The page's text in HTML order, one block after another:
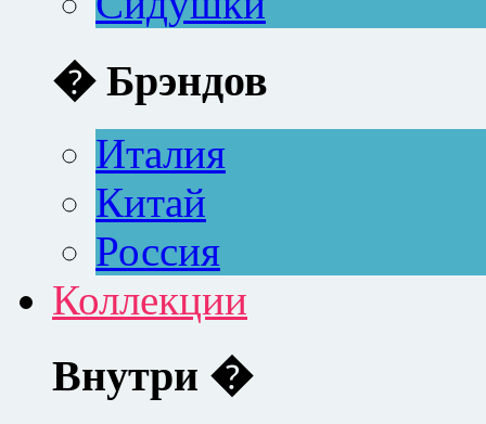
� Брэндов
Италия
Китай
Россия
Коллекции
Внутри �